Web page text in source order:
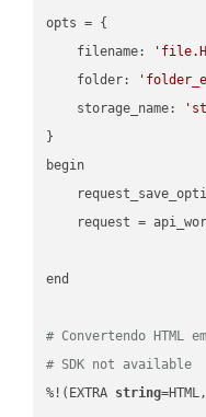
opts = {
    filename:
    folder:
    storage_name:
}
begin
request =
end
# Convertendo HTML
# SDK not available
%!(EXTRA string